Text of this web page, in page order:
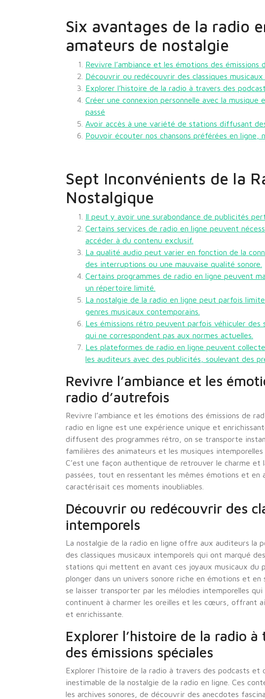
Six avantages de la radio
amateurs de nostalgie
Revivre l’ambiance et les émotions des émissions
Découvrir ou redécouvrir des classiques
Explorer l’histoire de la radio à travers des
Créer une connexion personnelle avec la
passé
Avoir accès à une variété de stations diffusant
Pouvoir écouter nos chansons préférées en
Sept Inconvénients de la
Nostalgique
Il peut y avoir une surabondance de publicités
Certains services de radio en ligne peuvent
accéder à du contenu exclusif.
La qualité audio peut varier en fonction de la
des interruptions ou une mauvaise qualité sonore.
Certains programmes de radio en ligne peuvent
un répertoire limité.
La nostalgie de la radio en ligne peut parfois
genres musicaux contemporains.
Les émissions rétro peuvent parfois véhiculer
qui ne correspondent pas aux normes actuelles.
Les plateformes de radio en ligne peuvent
les auditeurs avec des publicités, soulevant des
Revivre l’ambiance et les
radio d’autrefois
Revivre l’ambiance et les émotions des émissions de
radio en ligne est une expérience unique et
diffusent des programmes rétro, on se transporte
familières des animateurs et les musiques
C’est une façon authentique de retrouver le charme et
passées, tout en ressentant les mêmes émotions et en
caractérisait ces moments inoubliables.
Découvrir ou redécouvrir des
intemporels
La nostalgie de la radio en ligne offre aux auditeurs la
des classiques musicaux intemporels qui ont marqué
stations qui mettent en avant ces joyaux musicaux du
plonger dans un univers sonore riche en émotions et en
se laisser transporter par les mélodies intemporelles
continuent à charmer les oreilles et les cœurs, offrant
et enrichissante.
Explorer l’histoire de la radio
des émissions spéciales
Explorer l’histoire de la radio à travers des podcasts et
inestimable de la nostalgie de la radio en ligne. Ces
les archives sonores, de découvrir des anecdotes